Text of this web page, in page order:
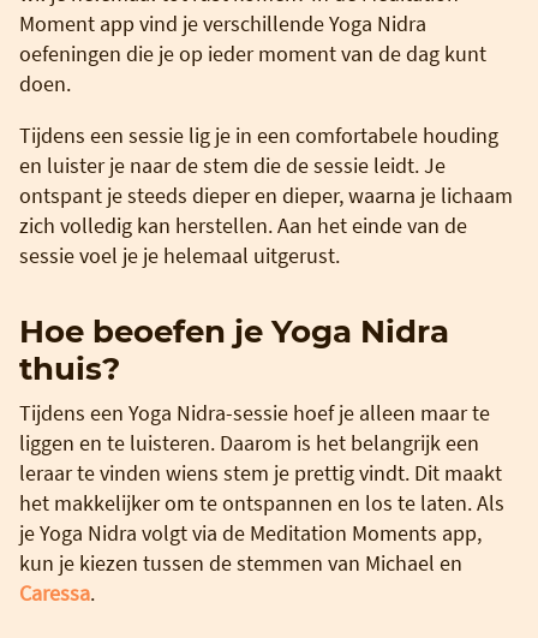
Moment app vind je verschillende Yoga Nidra
oefeningen die je op ieder moment van de dag kunt
doen.
Tijdens een sessie lig je in een comfortabele houding
en luister je naar de stem die de sessie leidt. Je
ontspant je steeds dieper en dieper, waarna je lichaam
zich volledig kan herstellen. Aan het einde van de
sessie voel je je helemaal uitgerust.
Hoe beoefen je Yoga Nidra
thuis?
Tijdens een Yoga Nidra-sessie hoef je alleen maar te
liggen en te luisteren. Daarom is het belangrijk een
leraar te vinden wiens stem je prettig vindt. Dit maakt
het makkelijker om te ontspannen en los te laten. Als
je Yoga Nidra volgt via de Meditation Moments app,
kun je kiezen tussen de stemmen van Michael en
Caressa.